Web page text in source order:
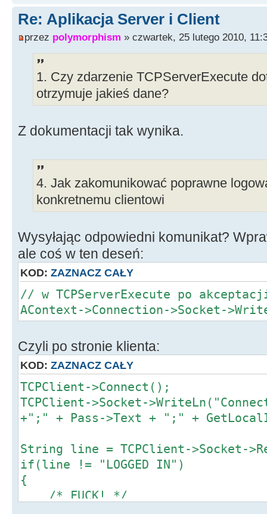
line.Delete(a,
i adres ip
a = line.LastDelimiter(";"); //
ostatniego ';'
pass = line;
i haslo
login = line;
{
if(login ==
Uzytkownik[i].get_pass())
{
// Jak zwrócić
MemoZdarzenia->Lines-
Uzytkownik[i].get_name() + ",
break;
}
i++;
}
}
}
--------------------
Re: Aplikacja Server i Client
przez polymorphism » czwartek, 25 lutego 2010,
1. Czy zdarzenie TCPServerExecute
otrzymuje jakieś dane?
Z dokumentacji tak wynika.
4. Jak zakomunikować poprawne
konkretnemu clientowi
Wysyłając odpowiedni komunikat?
ale coś w ten deseń:
KOD: ZAZNACZ CAŁY
// w TCPServerExecute po
AContext->Connection->Socket-
Czyli po stronie klienta:
KOD: ZAZNACZ CAŁY
TCPClient->Connect();
TCPClient->Socket-
+";" + Pass->Text + ";" +
String line = TCPClient->Socket-
if(line != "LOGGED IN")
{
/* FUCK! */